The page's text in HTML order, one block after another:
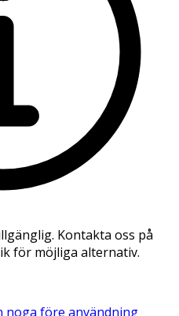
Kontakta oss på
för möjliga alternativ.
noga före användning